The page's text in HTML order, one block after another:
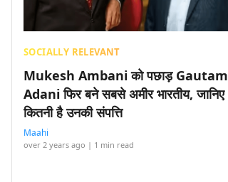
SOCIALLY RELEVANT
Mukesh Ambani को पछाड़ Gautam
Adani फिर बने सबसे अमीर भारतीय, जानिए
कितनी है उनकी संपत्ति
Maahi
over 2 years ago | 1 min read